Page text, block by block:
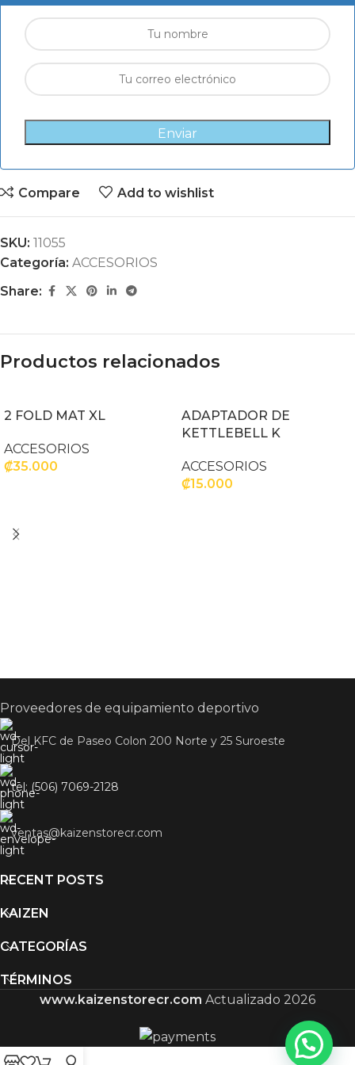
Enviar
Compare Add to wishlist
SKU: 11055
Categoría: ACCESORIOS
Share:
Productos relacionados
2 FOLD MAT XL
ACCESORIOS
₡35.000
ADAPTADOR DE
KETTLEBELL K
ACCESORIOS
₡15.000
Proveedores de equipamiento deportivo
Del KFC de Paseo Colon 200 Norte y 25 Suroeste
tel: (506) 7069-2128
ventas@kaizenstorecr.com
RECENT POSTS
KAIZEN
CATEGORÍAS
TÉRMINOS
www.kaizenstorecr.com Actualizado 2026